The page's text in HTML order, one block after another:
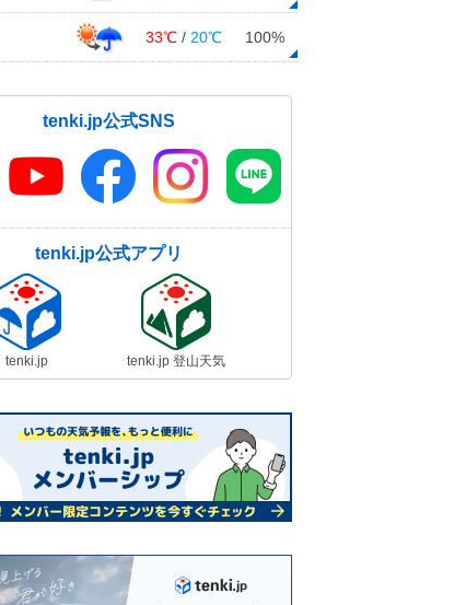
33℃ / 20℃ 100%
tenki.jp公式SNS
tenki.jp公式アプリ
tenki.jp tenki.jp 登山天気